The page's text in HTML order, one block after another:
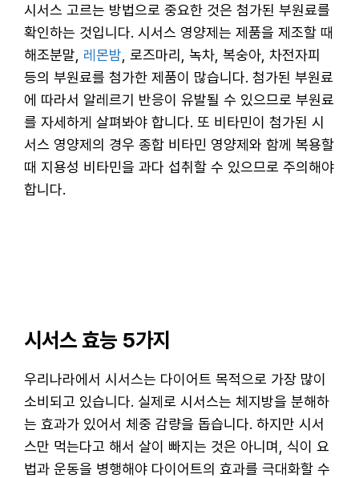
시서스 고르는 방법으로 중요한 것은 첨가된 부원료를
확인하는 것입니다. 시서스 영양제는 제품을 제조할 때
해조분말, 레몬밤 , 로즈마리, 녹차, 복숭아, 차전자피
등의 부원료를 첨가한 제품이 많습니다. 첨가된 부원료
에 따라서 알레르기 반응이 유발될 수 있으므로 부원료
를 자세하게 살펴봐야 합니다. 또 비타민이 첨가된 시
서스 영양제의 경우 종합 비타민 영양제와 함께 복용할
때 지용성 비타민을 과다 섭취할 수 있으므로 주의해야
합니다.
시서스 효능 5가지
우리나라에서 시서스는 다이어트 목적으로 가장 많이
소비되고 있습니다. 실제로 시서스는 체지방을 분해하
는 효과가 있어서 체중 감량을 돕습니다. 하지만 시서
스만 먹는다고 해서 살이 빠지는 것은 아니며, 식이 요
법과 운동을 병행해야 다이어트의 효과를 극대화할 수